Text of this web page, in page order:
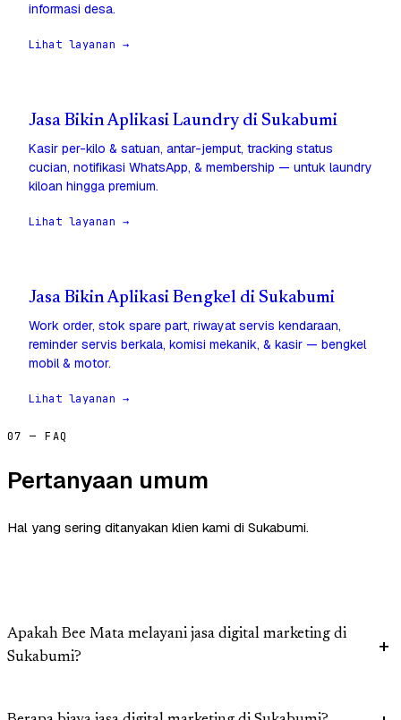
informasi desa.
Lihat layanan →
Jasa Bikin Aplikasi Laundry di Sukabumi
Kasir per-kilo & satuan, antar-jemput, tracking status
cucian, notifikasi WhatsApp, & membership — untuk laundry
kiloan hingga premium.
Lihat layanan →
Jasa Bikin Aplikasi Bengkel di Sukabumi
Work order, stok spare part, riwayat servis kendaraan,
reminder servis berkala, komisi mekanik, & kasir — bengkel
mobil & motor.
Lihat layanan →
07 — FAQ
Pertanyaan umum
Hal yang sering ditanyakan klien kami di Sukabumi.
Apakah Bee Mata melayani jasa digital marketing di
Sukabumi?